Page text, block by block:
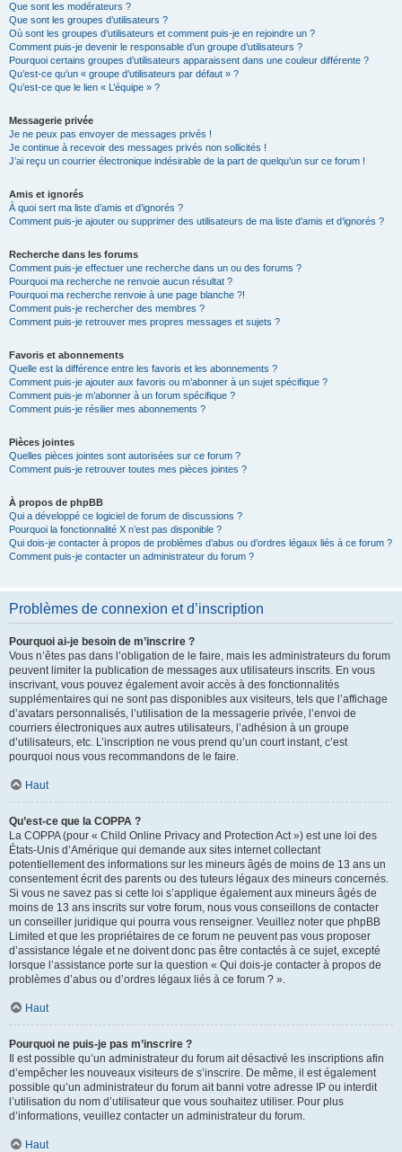
Que sont les modérateurs ?
Que sont les groupes d’utilisateurs ?
Où sont les groupes d’utilisateurs et comment puis-je en rejoindre un ?
Comment puis-je devenir le responsable d’un groupe d’utilisateurs ?
Pourquoi certains groupes d’utilisateurs apparaissent dans une couleur différente ?
Qu’est-ce qu’un « groupe d’utilisateurs par défaut » ?
Qu’est-ce que le lien « L’équipe » ?
Messagerie privée
Je ne peux pas envoyer de messages privés !
Je continue à recevoir des messages privés non sollicités !
J’ai reçu un courrier électronique indésirable de la part de quelqu’un sur ce forum !
Amis et ignorés
À quoi sert ma liste d’amis et d’ignorés ?
Comment puis-je ajouter ou supprimer des utilisateurs de ma liste d’amis et d’ignorés ?
Recherche dans les forums
Comment puis-je effectuer une recherche dans un ou des forums ?
Pourquoi ma recherche ne renvoie aucun résultat ?
Pourquoi ma recherche renvoie à une page blanche ?!
Comment puis-je rechercher des membres ?
Comment puis-je retrouver mes propres messages et sujets ?
Favoris et abonnements
Quelle est la différence entre les favoris et les abonnements ?
Comment puis-je ajouter aux favoris ou m’abonner à un sujet spécifique ?
Comment puis-je m’abonner à un forum spécifique ?
Comment puis-je résilier mes abonnements ?
Pièces jointes
Quelles pièces jointes sont autorisées sur ce forum ?
Comment puis-je retrouver toutes mes pièces jointes ?
À propos de phpBB
Qui a développé ce logiciel de forum de discussions ?
Pourquoi la fonctionnalité X n’est pas disponible ?
Qui dois-je contacter à propos de problèmes d’abus ou d’ordres légaux liés à ce forum ?
Comment puis-je contacter un administrateur du forum ?
Problèmes de connexion et d’inscription
Pourquoi ai-je besoin de m’inscrire ?
Vous n’êtes pas dans l’obligation de le faire, mais les administrateurs du forum
peuvent limiter la publication de messages aux utilisateurs inscrits. En vous
inscrivant, vous pouvez également avoir accès à des fonctionnalités
supplémentaires qui ne sont pas disponibles aux visiteurs, tels que l’affichage
d’avatars personnalisés, l’utilisation de la messagerie privée, l’envoi de
courriers électroniques aux autres utilisateurs, l’adhésion à un groupe
d’utilisateurs, etc. L’inscription ne vous prend qu’un court instant, c’est
pourquoi nous vous recommandons de le faire.
Haut
Qu’est-ce que la COPPA ?
La COPPA (pour « Child Online Privacy and Protection Act ») est une loi des
États-Unis d’Amérique qui demande aux sites internet collectant
potentiellement des informations sur les mineurs âgés de moins de 13 ans un
consentement écrit des parents ou des tuteurs légaux des mineurs concernés.
Si vous ne savez pas si cette loi s’applique également aux mineurs âgés de
moins de 13 ans inscrits sur votre forum, nous vous conseillons de contacter
un conseiller juridique qui pourra vous renseigner. Veuillez noter que phpBB
Limited et que les propriétaires de ce forum ne peuvent pas vous proposer
d’assistance légale et ne doivent donc pas être contactés à ce sujet, excepté
lorsque l’assistance porte sur la question « Qui dois-je contacter à propos de
problèmes d’abus ou d’ordres légaux liés à ce forum ? ».
Haut
Pourquoi ne puis-je pas m’inscrire ?
Il est possible qu’un administrateur du forum ait désactivé les inscriptions afin
d’empêcher les nouveaux visiteurs de s’inscrire. De même, il est également
possible qu’un administrateur du forum ait banni votre adresse IP ou interdit
l’utilisation du nom d’utilisateur que vous souhaitez utiliser. Pour plus
d’informations, veuillez contacter un administrateur du forum.
Haut